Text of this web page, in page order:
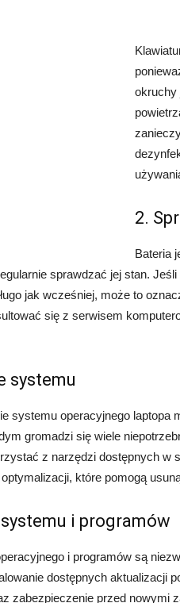
okruchy
2.
Bateria
sprawdzać jej stan.
jak wcześniej, może to
się z serwisem
systemu
systemu operacyjnego laptopa
gromadzi się wiele
z narzędzi dostępnych w
które pomogą
i programów
i programów są
dostępnych aktualizacji
zabezpieczenie przed nowymi